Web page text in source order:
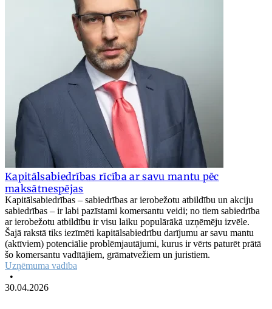
Kapitālsabiedrības rīcība ar savu mantu pēc
maksātnespējas
Kapitālsabiedrības – sabiedrības ar ierobežotu atbildību un akciju
sabiedrības – ir labi pazīstami komersantu veidi; no tiem sabiedrība
ar ierobežotu atbildību ir visu laiku populārākā uzņēmēju izvēle.
Šajā rakstā tiks iezīmēti kapitālsabiedrību darījumu ar savu mantu
(aktīviem) potenciālie problēmjautājumi, kurus ir vērts paturēt prātā
šo komersantu vadītājiem, grāmatvežiem un juristiem.
Uzņēmuma vadība
•
30.04.2026